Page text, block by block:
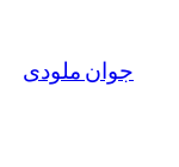
جوان ملودی